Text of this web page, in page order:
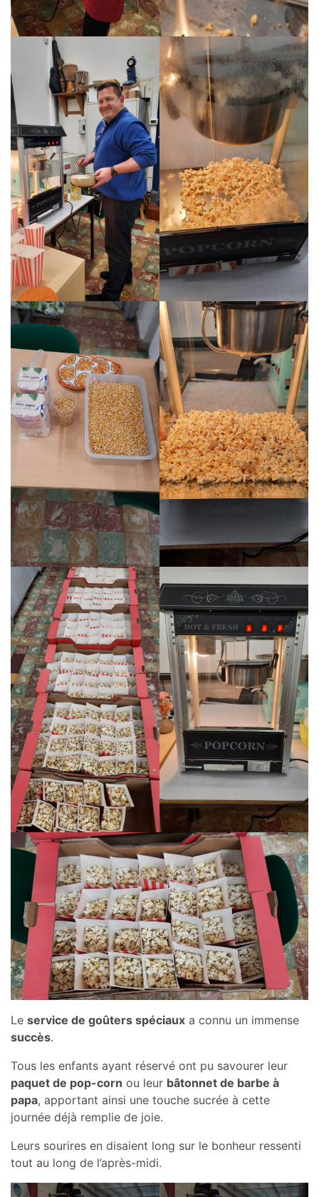
Le service de goûters spéciaux a connu un immense
succès.
Tous les enfants ayant réservé ont pu savourer leur
paquet de pop-corn ou leur bâtonnet de barbe à
papa, apportant ainsi une touche sucrée à cette
journée déjà remplie de joie.
Leurs sourires en disaient long sur le bonheur ressenti
tout au long de l’après-midi.